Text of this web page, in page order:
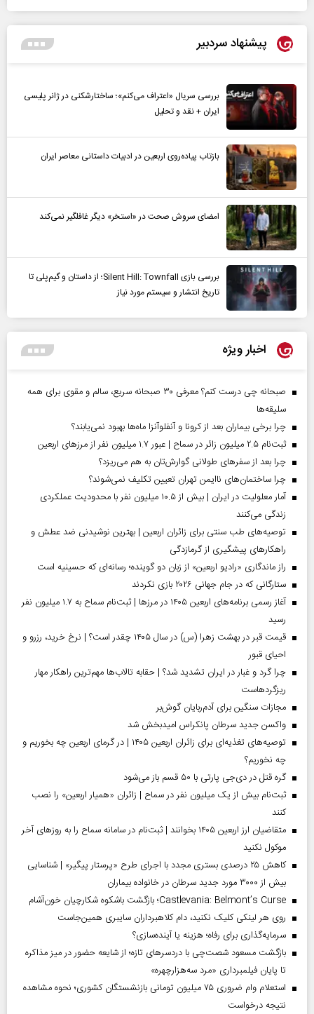
پیشنهاد سردبیر
بررسی سریال «اعتراف می‌کنم»؛ ساختارشکنی در ژانر پلیسی
ایران + نقد و تحلیل
بازتاب پیاده‌روی اربعین در ادبیات داستانی معاصر ایران
امضای سروش صحت در «استخر» دیگر غافلگیر نمی‌کند
بررسی بازی Silent Hill: Townfall؛ از داستان و گیم‌پلی تا
تاریخ انتشار و سیستم مورد نیاز
اخبار ویژه
صبحانه چی درست کنم؟ معرفی ۳۰ صبحانه سریع، سالم و مقوی برای همه
سلیقه‌ها
چرا برخی بیماران بعد از کرونا و آنفلوآنزا ماه‌ها بهبود نمی‌یابند؟
ثبت‌نام ۲.۵ میلیون زائر در سماح | عبور ۱.۷ میلیون نفر از مرز‌های اربعین
چرا بعد از سفرهای طولانی گوارش‌تان به هم می‌ریزد؟
چرا ساختمان‌های ناایمن تهران تعیین تکلیف نمی‌شوند؟
آمار معلولیت در ایران | بیش از ۱۰.۵ میلیون نفر با محدودیت عملکردی
زندگی می‌کنند
توصیه‌های طب سنتی برای زائران اربعین | بهترین نوشیدنی ضد عطش و
راهکارهای پیشگیری از گرمازدگی
راز ماندگاری «رادیو اربعین» از زبان دو گوینده؛ رسانه‌ای که حسینیه است
ستارگانی که در جام جهانی ۲۰۲۶ بازی نکردند
آغاز رسمی برنامه‌های اربعین ۱۴۰۵ در مرز‌ها | ثبت‌نام سماح به ۱.۷ میلیون نفر
رسید
قیمت قبر در بهشت زهرا (س) در سال ۱۴۰۵ چقدر است؟ | نرخ خرید، رزرو و
احیای قبور
چرا گرد و غبار در ایران تشدید شد؟ | حقابه تالاب‌ها مهم‌ترین راهکار مهار
ریزگردهاست
مجازات سنگین برای آدم‌ربایان گوش‌بر
واکسن جدید سرطان پانکراس امیدبخش شد
توصیه‌های تغذیه‌ای برای زائران اربعین ۱۴۰۵ | در گرمای اربعین چه بخوریم و
چه نخوریم؟
گره قتل در دی‌جی پارتی با ۵۰ قسم باز می‌شود
ثبت‌نام بیش از یک میلیون نفر در سماح | زائران «همیار اربعین» را نصب
کنند
متقاضیان ارز اربعین ۱۴۰۵ بخوانند | ثبت‌نام در سامانه سماح را به روز‌های آخر
موکول نکنید
کاهش ۲۵ درصدی بستری مجدد با اجرای طرح «پرستار پیگیر» | شناسایی
بیش از ۳۰۰۰ مورد جدید سرطان در خانواده بیماران
Castlevania: Belmont’s Curse؛ بازگشت باشکوه شکارچیان خون‌آشام
روی هر لینکی کلیک نکنید، دام کلاهبرداران سایبری همین‌جاست
سرمایه‌گذاری برای رفاه؛ هزینه یا آینده‌سازی؟
بازگشت مسعود شصت‌چی با دردسر‌های تازه؛ از شایعه حضور در میز مذاکره
تا پایان فیلمبرداری «مرد سه‌هزارچهره»
استعلام وام ضروری ۷۵ میلیون تومانی بازنشستگان کشوری؛ نحوه مشاهده
نتیجه درخواست